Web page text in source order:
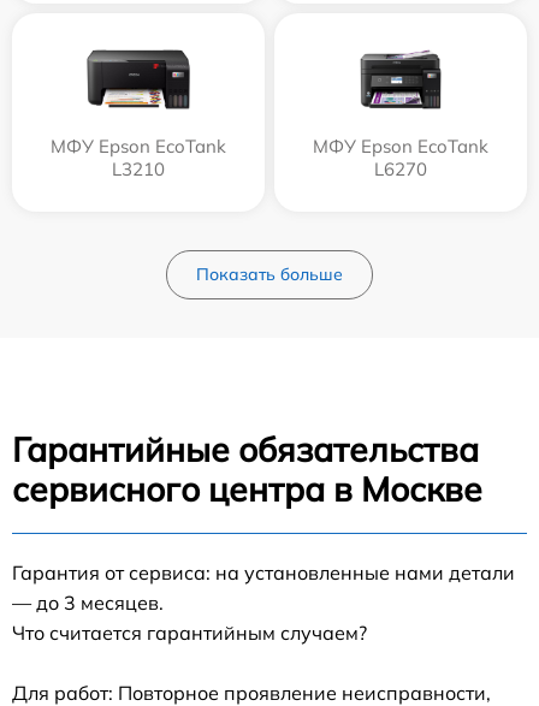
МФУ Epson EcoTank
L3210
МФУ Epson EcoTank
L6270
Показать больше
Гарантийные обязательства
сервисного центра в Москве
Гарантия от сервиса: на установленные нами детали
— до 3 месяцев.
Что считается гарантийным случаем?
Для работ: Повторное проявление неисправности,